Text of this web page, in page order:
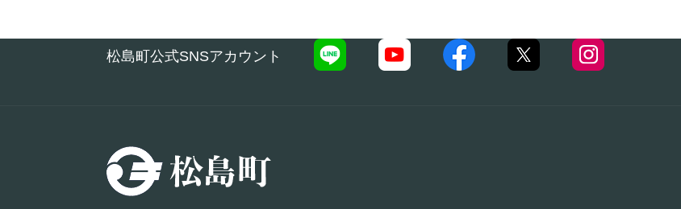
松島町公式SNSアカウント